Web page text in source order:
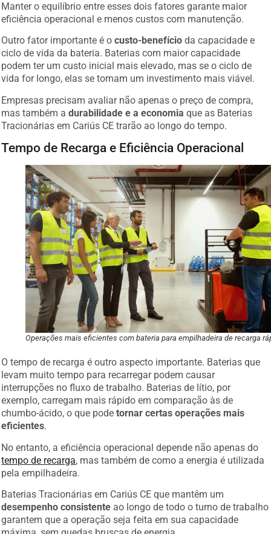
Manter o equilíbrio entre esses dois fatores garante maior
eficiência operacional e menos custos com manutenção.
Outro fator importante é ocusto-benefício da capacidade e
ciclo de vida da bateria. Baterias com maior capacidade
podem ter um custo inicial mais elevado, mas se o ciclo de
vida for longo, elas se tornam um investimento mais viável.
Empresas precisam avaliar não apenas o preço de compra,
mas também adurabilidade e a economia que as Baterias
Tracionárias em Cariús CE trarão ao longo do tempo.
Tempo de Recarga e Eficiência Operacional
Operações mais eficientes com bateria para empilhadeira de recarga
O tempo de recarga é outro aspecto importante. Baterias que
levam muito tempo para recarregar podem causar
interrupções no fluxo de trabalho. Baterias de lítio, por
exemplo, carregam mais rápido em comparação às de
chumbo-ácido, o que podetornar certas operações mais
eficientes.
No entanto, a eficiência operacional depende não apenas do
tempo de recarga, mas também de como a energia é utilizada
pela empilhadeira.
Baterias Tracionárias em Cariús CE que mantêm um
desempenho consistente ao longo de todo o turno de trabalho
garantem que a operação seja feita em sua capacidade